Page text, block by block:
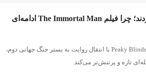
وقتی شلبی‌ها بازمی‌گردند؛ چرا فیلم The Immortal Man ادامه‌ای
فیلم Peaky Blinders: The Immortal Man با انتقال روایت به بستر جنگ جهانی دوم،
تازه و پرتنش‌تر می‌کند.